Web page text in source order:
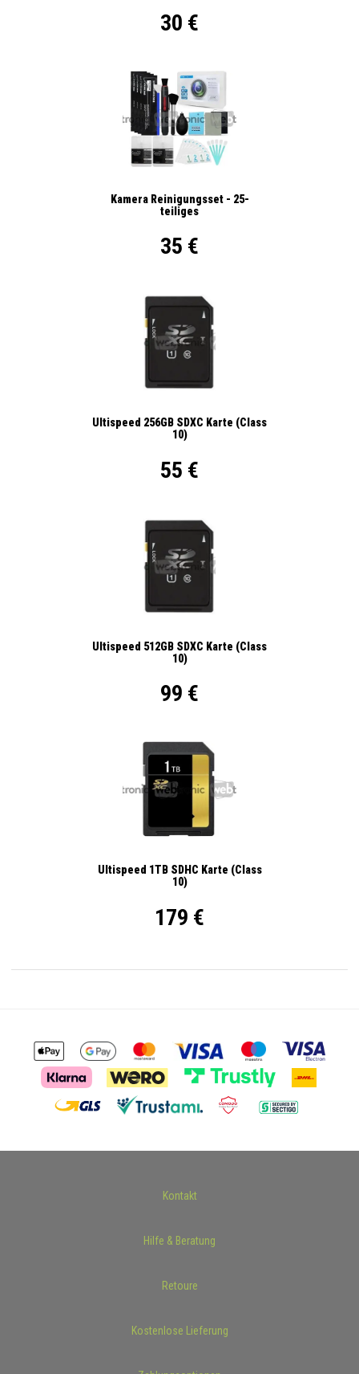
30 €
Kamera Reinigungsset - 25-
teiliges
35 €
Ultispeed 256GB SDXC Karte (Class
10)
55 €
Ultispeed 512GB SDXC Karte (Class
10)
99 €
Ultispeed 1TB SDHC Karte (Class
10)
179 €
Kontakt
Hilfe & Beratung
Retoure
Kostenlose Lieferung